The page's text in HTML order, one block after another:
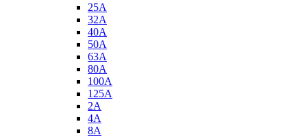
25А
32A
40A
50A
63A
80A
100A
125A
2A
4A
8A